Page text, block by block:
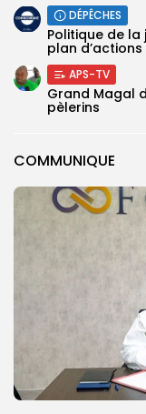
COMMUNIQUE
DÉPÊCHES
Politique de la
plan
APS-TV
Grand Magal
pèlerins